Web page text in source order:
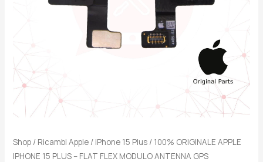
Shop / Ricambi Apple / iPhone 15 Plus / 100% ORIGINALE APPLE
IPHONE 15 PLUS – FLAT FLEX MODULO ANTENNA GPS
quantità